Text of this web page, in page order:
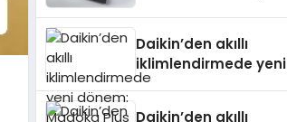
Daikin’den akıllı
iklimlendirmede yeni
dönem: Madoka Plus
Daikin’den akıllı